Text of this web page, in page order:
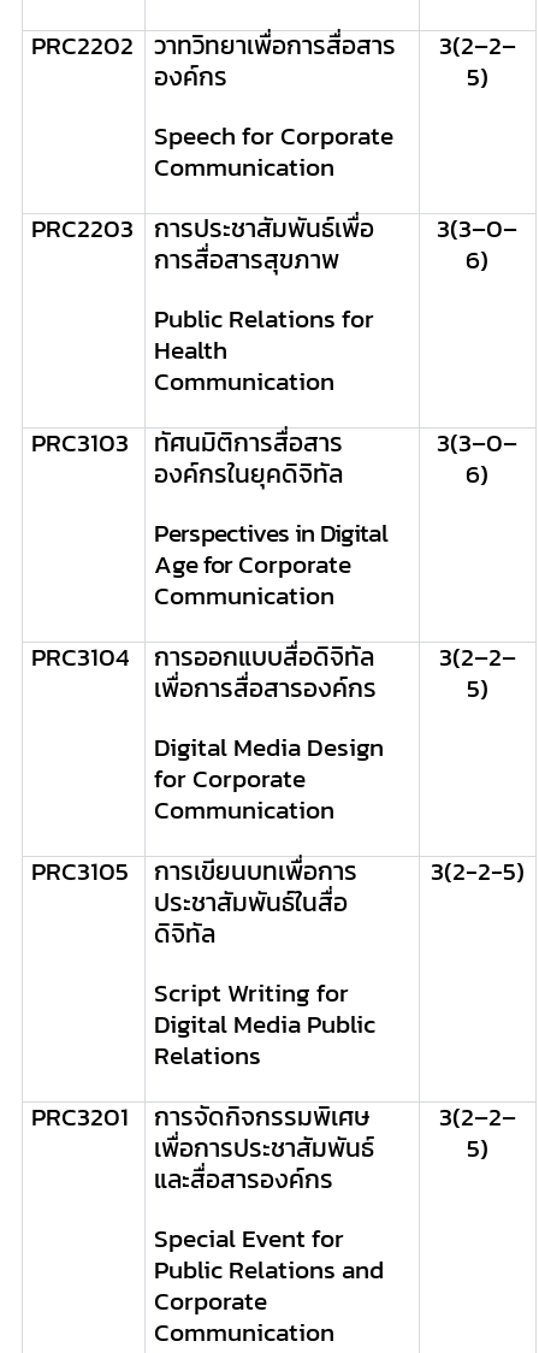
PRC2202 วาทวิทยาเพื่อการสื่อสาร
องค์กร
Speech for Corporate
Communication
3(2–2–
5)
PRC2203 การประชาสัมพันธ์เพื่อ
การสื่อสารสุขภาพ
Public Relations for
Health
Communication
3(3–0–
6)
PRC3103
ทัศนมิติการสื่อสาร
องค์กรในยุคดิจิทัล
Perspectives in Digital
Age forCorporate
Communication
3(3–0–
6)
PRC3104
การออกแบบสื่อดิจิทัล
เพื่อการสื่อสารองค์กร
Digital Media Design
for Corporate
Communication
3(2–2–
5)
PRC3105
การเขียนบทเพื่อการ
ประชาสัมพันธ์ในสื่อ
ดิจิทัล
Script Writing for
Digital MediaPublic
Relations
3(2-2-5)
PRC3201
การจัดกิจกรรมพิเศษ
เพื่อการประชาสัมพันธ์
และสื่อสารองค์กร
Special Event for
Public Relations and
Corporate
Communication
3(2–2–
5)